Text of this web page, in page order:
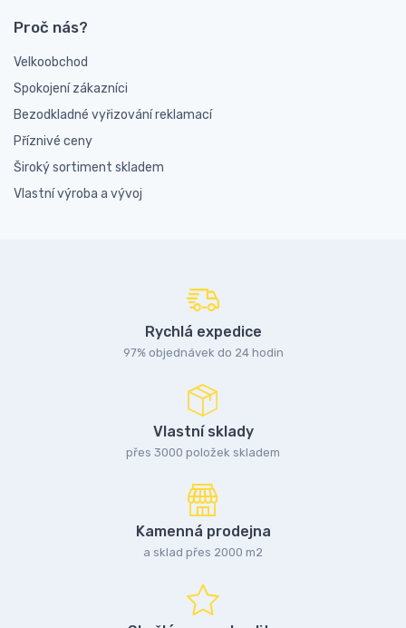
Proč nás?
Velkoobchod
Spokojení zákazníci
Bezodkladné vyřizování reklamací
Příznivé ceny
Široký sortiment skladem
Vlastní výroba a vývoj
Rychlá expedice
97% objednávek do 24 hodin
Vlastní sklady
přes 3000 položek skladem
Kamenná prodejna
a sklad přes 2000 m2